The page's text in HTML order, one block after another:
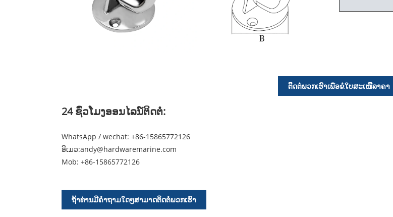
ຕິດຕໍ່ພວກເຮົາເພື່ອຂໍໃບສະເໜີລາຄາ
24 ຊົ່ວ​ໂມງ​ອອນ​ໄລ​ນ​໌​ຕິດ​ຕໍ່​:
WhatsApp / wechat: +86-15865772126
ອີເມວ:andy@hardwaremarine.com
Mob: +86-15865772126
ຖ້າທ່ານມີຄໍາຖາມໃດໆສາມາດຕິດຕໍ່ພວກເຮົາ